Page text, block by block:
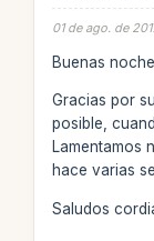
01 de ago. de
Buenas
Gracias por
posible,
Lamentamos
hace varias
Saludos